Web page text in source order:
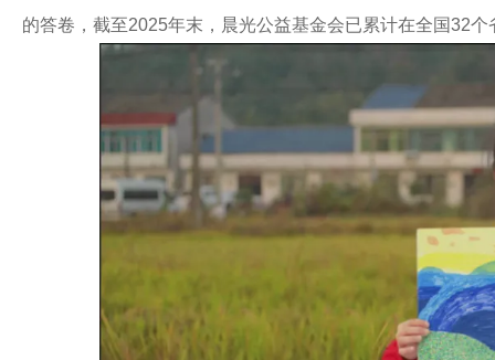
的答卷，截至2025年末，晨光公益基金会已累计在全国32个